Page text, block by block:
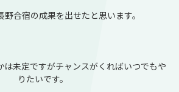
野合宿の成果を出せたと思います。
は未定ですがチャンスがくればいつでもや
りたいです。